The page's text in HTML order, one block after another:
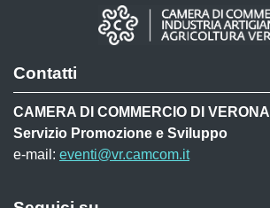
Contatti
CAMERA DI COMMERCIO DI VERONA
Servizio Promozione e Sviluppo
e-mail: eventi@vr.camcom.it